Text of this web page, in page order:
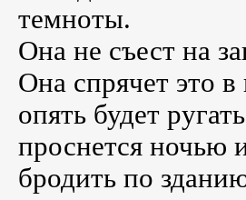
темноты.
Она не съест на
Она спрячет это
опять будет
проснется ночью
бродить по